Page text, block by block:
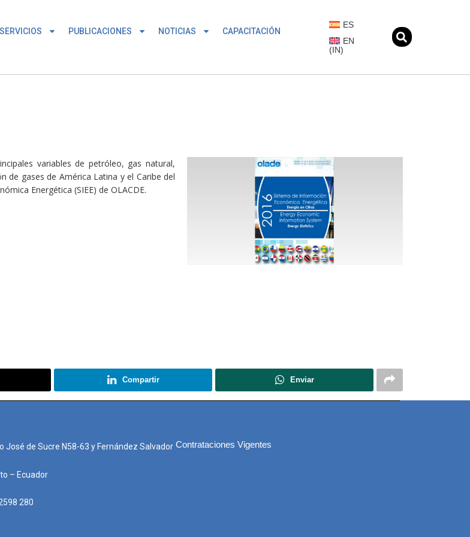
SERVICIOS PUBLICACIONES NOTICIAS CAPACITACIÓN
ES
EN
(IN)
variables de petróleo, gas natural,
de gases de América Latina y el Caribe del
Energética (SIEE) de OLACDE.
Compartir Enviar
José de Sucre N58-63 y Fernández Salvador
– Ecuador
280
Contrataciones Vigentes